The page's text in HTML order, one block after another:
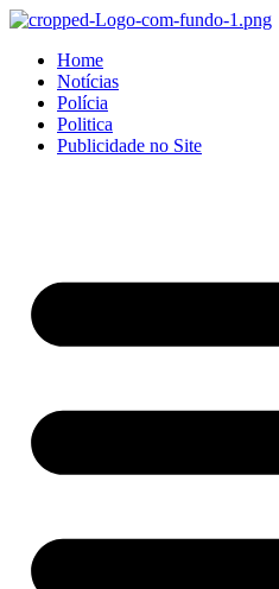
Home
Notícias
Polícia
Politica
Publicidade no Site